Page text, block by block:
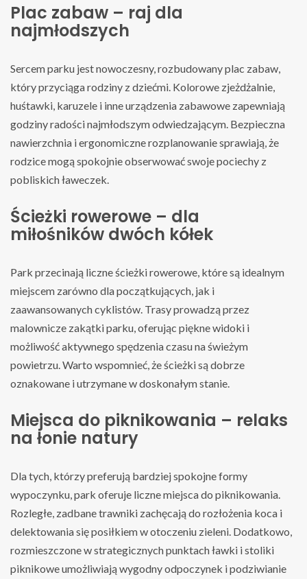
Plac zabaw – raj dla
najmłodszych
Sercem parku jest nowoczesny, rozbudowany plac zabaw,
który przyciąga rodziny z dziećmi. Kolorowe zjeżdżalnie,
huśtawki, karuzele i inne urządzenia zabawowe zapewniają
godziny radości najmłodszym odwiedzającym. Bezpieczna
nawierzchnia i ergonomiczne rozplanowanie sprawiają, że
rodzice mogą spokojnie obserwować swoje pociechy z
pobliskich ławeczek.
Ścieżki rowerowe – dla
miłośników dwóch kółek
Park przecinają liczne ścieżki rowerowe, które są idealnym
miejscem zarówno dla początkujących, jak i
zaawansowanych cyklistów. Trasy prowadzą przez
malownicze zakątki parku, oferując piękne widoki i
możliwość aktywnego spędzenia czasu na świeżym
powietrzu. Warto wspomnieć, że ścieżki są dobrze
oznakowane i utrzymane w doskonałym stanie.
Miejsca do piknikowania – relaks
na łonie natury
Dla tych, którzy preferują bardziej spokojne formy
wypoczynku, park oferuje liczne miejsca do piknikowania.
Rozległe, zadbane trawniki zachęcają do rozłożenia koca i
delektowania się posiłkiem w otoczeniu zieleni. Dodatkowo,
rozmieszczone w strategicznych punktach ławki i stoliki
piknikowe umożliwiają wygodny odpoczynek i podziwianie